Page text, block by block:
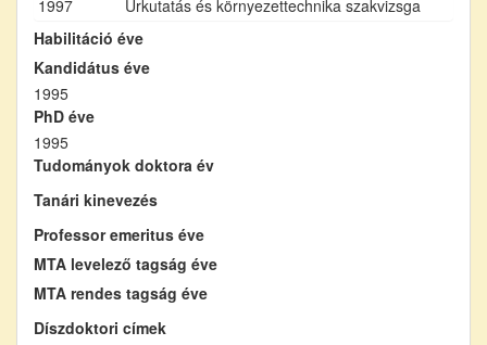
1997
Űrkutatás és környezettechnika szakvizsga
Habilitáció éve
Kandidátus éve
1995
PhD éve
1995
Tudományok doktora év
Tanári kinevezés
Professor emeritus éve
MTA levelező tagság éve
MTA rendes tagság éve
Díszdoktori címek